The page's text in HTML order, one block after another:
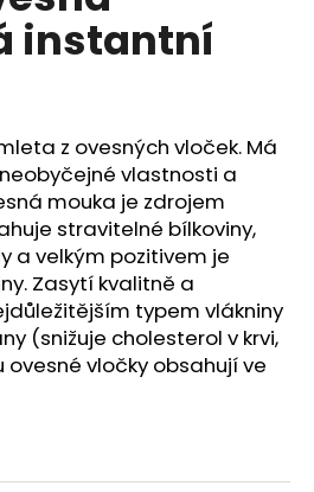
instantní
z ovesných vloček. Má
vlastnosti a
mouka je zdrojem
stravitelné bílkoviny,
a velkým pozitivem je
Zasytí kvalitně a
typem vlákniny
(snižuje cholesterol v krvi,
vločky obsahují ve